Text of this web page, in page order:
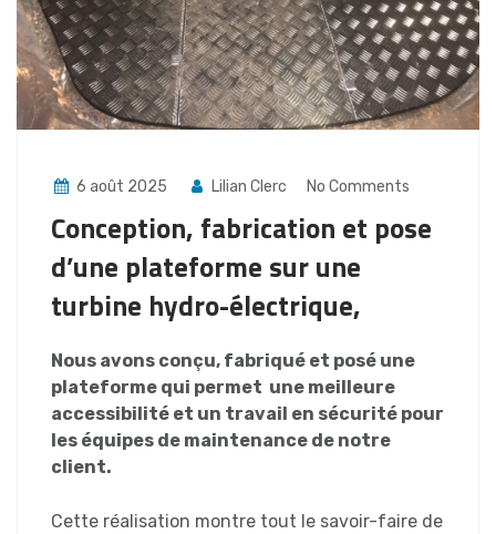
6 août 2025 Lilian Clerc No Comments
Conception, fabrication et pose
d’une plateforme sur une
turbine hydro-électrique,
Nous avons conçu, fabriqué et posé une
plateforme qui permet une meilleure
accessibilité et un travail en sécurité pour
les équipes de maintenance de notre
client.
Cette réalisation montre tout le savoir-faire de